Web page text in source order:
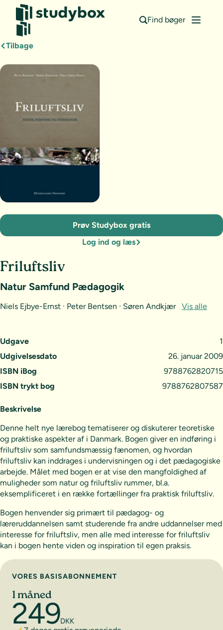
Find bøger
Tilbage
Udgave
1
Udgivelsesdato
26. januar 2009
ISBN iBog
9788762820715
ISBN trykt bog
9788762807587
Friluftsliv
Natur Samfund Pædagogik
Niels Ejbye-Ernst · Peter Bentsen · Søren Andkjær Vis alle
Prøv Studybox gratis
Log ind og læs
Beskrivelse
Denne helt nye lærebog tematiserer og diskuterer teoretiske
og praktiske aspekter af i Danmark. Bogen giver en indføring i
friluftsliv som samfundsmæssig fænomen, og hvordan
friluftsliv kan inddrages i undervisningen og i det pædagogiske
arbejde. Målet med bogen er at vise den mangfoldighed af
muligheder som natur og friluftsliv rummer, bl.a.
eksemplificeret i en række fortællinger fra praktisk friluftsliv.
Bogen henvender sig primært til pædagog- og
læreruddannelsen samt studerende fra andre uddannelser med
interesse for friluftsliv, men alle med interesse for friluftsliv
kan i bogen hente viden og inspiration til egen praksis.
Vælg abonnement
VORES BASISABONNEMENT
1 måned
249DKK